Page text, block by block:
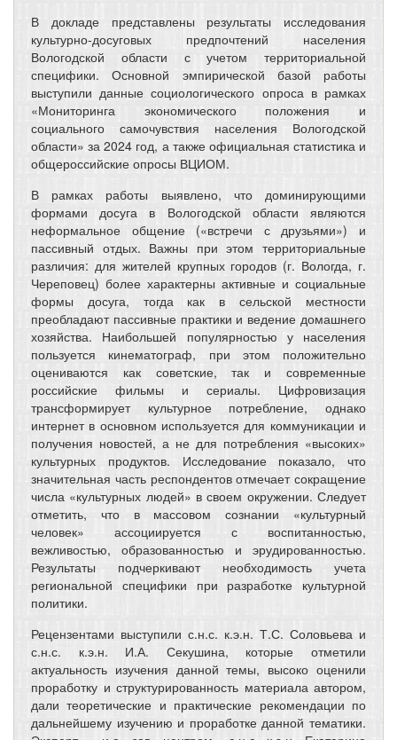
В докладе представлены результаты исследования
культурно-досуговых предпочтений населения
Вологодской области с учетом территориальной
специфики. Основной эмпирической базой работы
выступили данные социологического опроса в рамках
«Мониторинга экономического положения и
социального самочувствия населения Вологодской
области» за 2024 год, а также официальная статистика и
общероссийские опросы ВЦИОМ.
В рамках работы выявлено, что доминирующими
формами досуга в Вологодской области являются
неформальное общение («встречи с друзьями») и
пассивный отдых. Важны при этом территориальные
различия: для жителей крупных городов (г. Вологда, г.
Череповец) более характерны активные и социальные
формы досуга, тогда как в сельской местности
преобладают пассивные практики и ведение домашнего
хозяйства. Наибольшей популярностью у населения
пользуется кинематограф, при этом положительно
оцениваются как советские, так и современные
российские фильмы и сериалы. Цифровизация
трансформирует культурное потребление, однако
интернет в основном используется для коммуникации и
получения новостей, а не для потребления «высоких»
культурных продуктов. Исследование показало, что
значительная часть респондентов отмечает сокращение
числа «культурных людей» в своем окружении. Следует
отметить, что в массовом сознании «культурный
человек» ассоциируется с воспитанностью,
вежливостью, образованностью и эрудированностью.
Результаты подчеркивают необходимость учета
региональной специфики при разработке культурной
политики.
Рецензентами выступили с.н.с. к.э.н. Т.С. Соловьева и
с.н.с. к.э.н. И.А. Секушина, которые отметили
актуальность изучения данной темы, высоко оценили
проработку и структурированность материала автором,
дали теоретические и практические рекомендации по
дальнейшему изучению и проработке данной тематики.